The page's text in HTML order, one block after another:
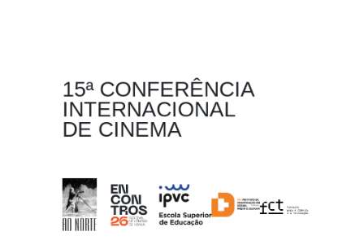
15ª CONFERÊNCIA
INTERNACIONAL
DE CINEMA